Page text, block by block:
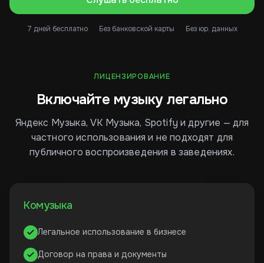
7 дней бесплатно · Без банковской карты · Без юр. данных
ЛИЦЕНЗИРОВАНИЕ
Включайте музыку легально
Яндекс Музыка, VK Музыка, Spotify и другие — для
частного использования и не подходят для
публичного воспроизведения в заведениях.
Комузыка
Легальное использование в бизнесе
Договор на права и документы